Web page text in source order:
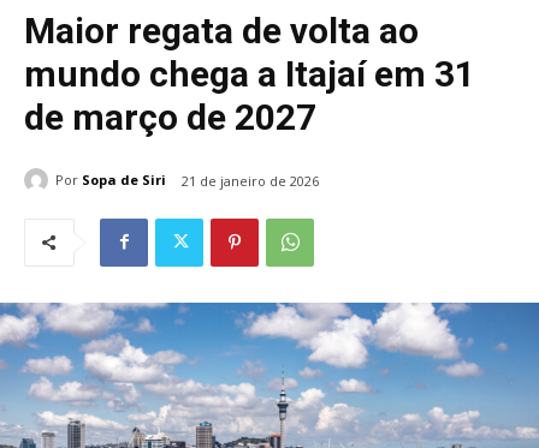
Maior regata de volta ao
mundo chega a Itajaí em 31
de março de 2027
Por Sopa de Siri 21 de janeiro de 2026